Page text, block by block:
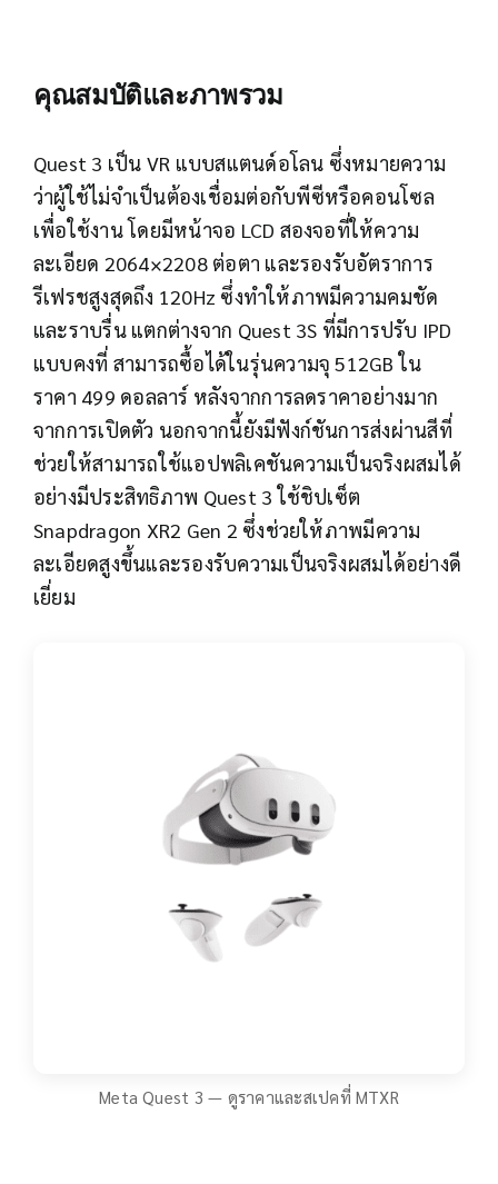
คุณสมบัติและภาพรวม
Quest 3 เป็น VR แบบสแตนด์อโลน ซึ่งหมายความ
ว่าผู้ใช้ไม่จำเป็นต้องเชื่อมต่อกับพีซีหรือคอนโซล
เพื่อใช้งาน โดยมีหน้าจอ LCD สองจอที่ให้ความ
ละเอียด 2064×2208 ต่อตา และรองรับอัตราการ
รีเฟรชสูงสุดถึง 120Hz ซึ่งทำให้ภาพมีความคมชัด
และราบรื่น แตกต่างจาก Quest 3S ที่มีการปรับ IPD
แบบคงที่ สามารถซื้อได้ในรุ่นความจุ 512GB ใน
ราคา 499 ดอลลาร์ หลังจากการลดราคาอย่างมาก
จากการเปิดตัว นอกจากนี้ยังมีฟังก์ชันการส่งผ่านสีที่
ช่วยให้สามารถใช้แอปพลิเคชันความเป็นจริงผสมได้
อย่างมีประสิทธิภาพ Quest 3 ใช้ชิปเซ็ต
Snapdragon XR2 Gen 2 ซึ่งช่วยให้ภาพมีความ
ละเอียดสูงขึ้นและรองรับความเป็นจริงผสมได้อย่างดี
เยี่ยม
Meta Quest 3 — ดูราคาและสเปคที่ MTXR